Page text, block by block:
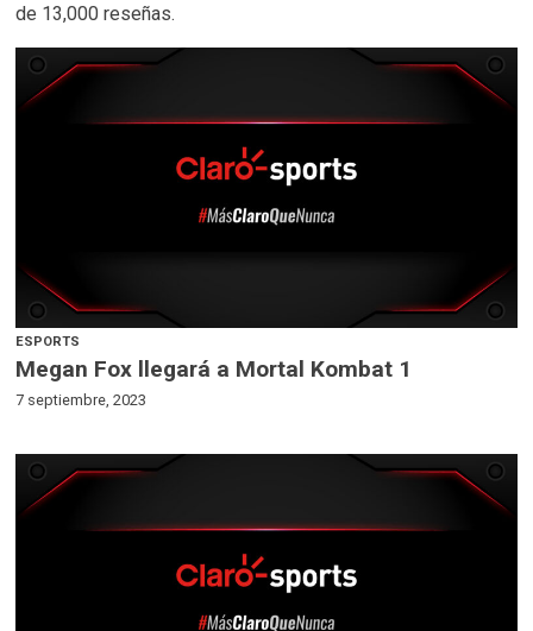
de 13,000 reseñas.
ESPORTS
Megan Fox llegará a Mortal Kombat 1
7 septiembre, 2023